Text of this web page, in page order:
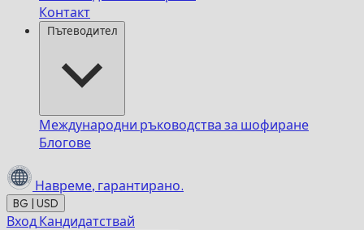
Контакт
Пътеводител
Международни ръководства за шофиране
Блогове
Навреме, гарантирано.
BG | USD
Вход Кандидатствай